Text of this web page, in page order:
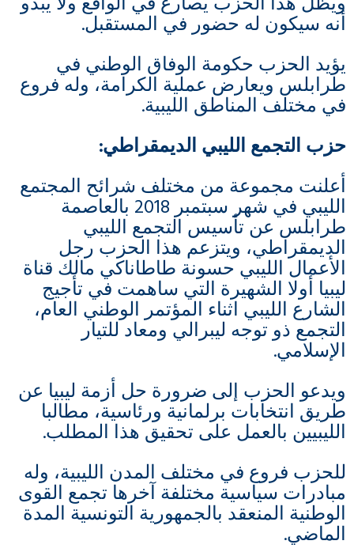
أنه سيكون له حضور في المستقبل.
يؤيد الحزب حكومة الوفاق الوطني في
طرابلس ويعارض عملية الكرامة، وله فروع
في مختلف المناطق الليبية.
حزب التجمع الليبي الديمقراطي:
أعلنت مجموعة من مختلف شرائح المجتمع
الليبي في شهر سبتمبر 2018 بالعاصمة
طرابلس عن تأسيس التجمع الليبي
الديمقراطي، ويتزعم هذا الحزب رجل
الأعمال الليبي حسونة طاطاناكي مالك قناة
ليبيا أولا الشهيرة التي ساهمت في تأجيج
الشارع الليبي اثناء المؤتمر الوطني العام،
التجمع ذو توجه ليبرالي ومعاد للتيار
الإسلامي.
ويدعو الحزب إلى ضرورة حل أزمة ليبيا عن
طريق انتخابات برلمانية ورئاسية، مطالبا
الليبيين بالعمل على تحقيق هذا المطلب.
للحزب فروع في مختلف المدن الليبية، وله
مبادرات سياسية مختلفة آخرها تجمع القوى
الوطنية المنعقد بالجمهورية التونسية المدة
الماضي.